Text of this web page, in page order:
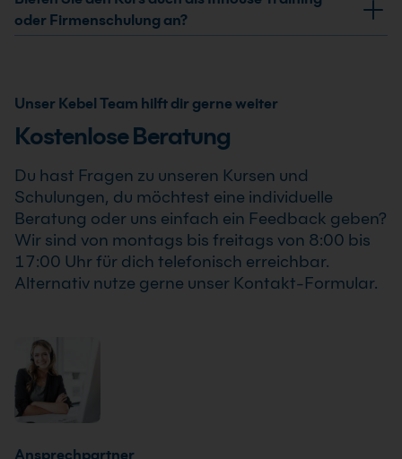
professionellen Einsatz von Microsoft AI Builder
Grundkurs .
bestätigten Termine. Der Microsoft AI Builder
Grundkurs findet auch bereits ab einem Teilnehmer
oder Firmenschulung an?
durchgeführt werden. Inhalte, Prozesse und
Schwerpunkte passen wir individuell an die
Unser Kebel Team hilft dir gerne weiter
Kostenlose Beratung
Du hast Fragen zu unseren Kursen und
Schulungen, du möchtest eine individuelle
Beratung oder uns einfach ein Feedback geben?
Wir sind von montags bis freitags von 8:00 bis
17:00 Uhr für dich telefonisch erreichbar.
Alternativ nutze gerne unser Kontakt-Formular.
Ansprechpartner